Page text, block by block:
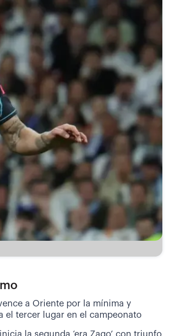
a Oriente por la mínima y
el tercer lugar en el campeonato
la segunda ‘era Zago’ con triunfo